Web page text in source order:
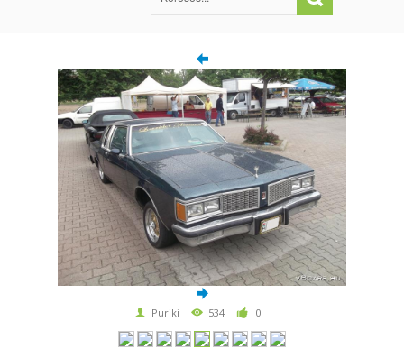
Puriki 534 0